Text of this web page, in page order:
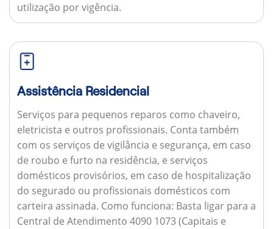
utilização por vigência.
Assistência Residencial
Serviços para pequenos reparos como chaveiro,
eletricista e outros profissionais. Conta também
com os serviços de vigilância e segurança, em caso
de roubo e furto na residência, e serviços
domésticos provisórios, em caso de hospitalização
do segurado ou profissionais domésticos com
carteira assinada. Como funciona: Basta ligar para a
Central de Atendimento 4090 1073 (Capitais e